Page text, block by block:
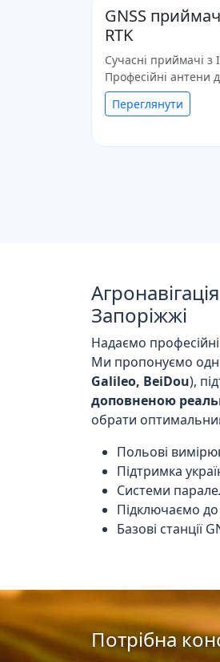
GNSS
RTK
Сучасні приймачі з
Професійні антени
Переглянути
Запоріжжі
Надаємо професійні
Ми пропонуємо одні
Galileo, BeiDou),
доповненою
обрати
Польові
Підтримка
Системи
Підключаємо до
Базові станції
Потрібна